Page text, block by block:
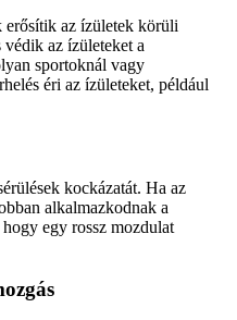
erősítik az ízületek körüli
az ízületeket a
sportoknál vagy
éri az ízületeket, például
kockázatát. Ha az
alkalmazkodnak a
egy rossz mozdulat